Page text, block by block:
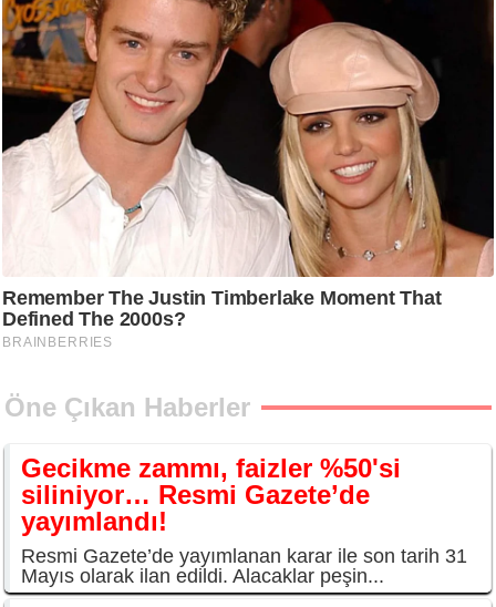
Öne Çıkan Haberler
Gecikme zammı, faizler %50'si
siliniyor… Resmi Gazete’de
yayımlandı!
Resmi Gazete’de yayımlanan karar ile son tarih 31
Mayıs olarak ilan edildi. Alacaklar peşin...